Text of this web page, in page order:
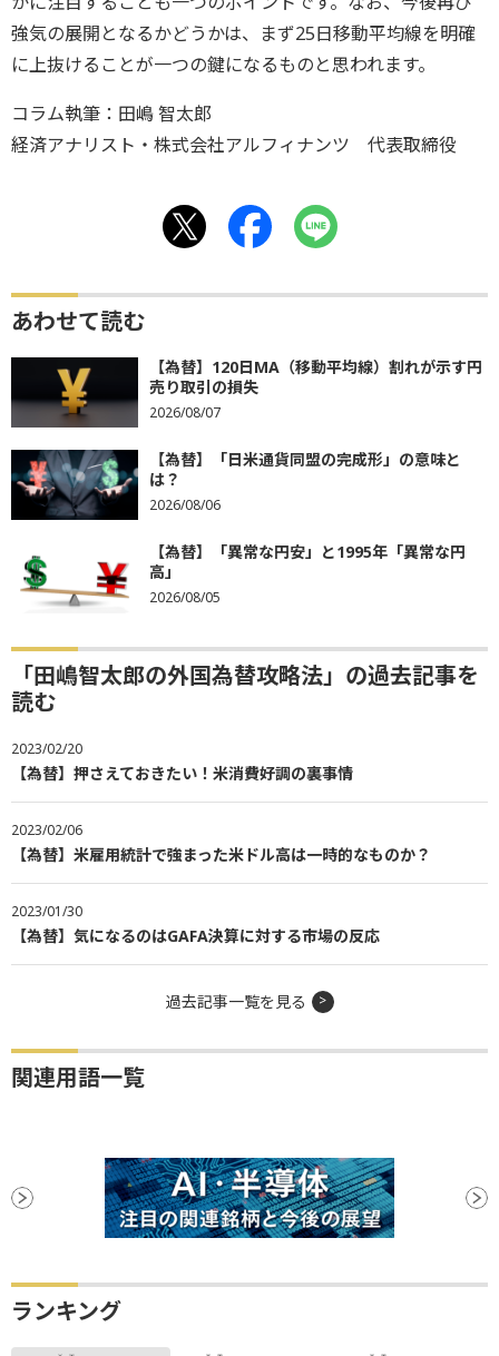
強気の展開となるかどうかは、まず25日移動平均線を明確
に上抜けることが一つの鍵になるものと思われます。
コラム執筆：田嶋 智太郎
経済アナリスト・株式会社アルフィナンツ 代表取締役
あわせて読む
【為替】120日MA（移動平均線）割れが示す円
売り取引の損失
2026/08/07
【為替】「日米通貨同盟の完成形」の意味と
は？
2026/08/06
【為替】「異常な円安」と1995年「異常な円
高」
2026/08/05
「田嶋智太郎の外国為替攻略法」の過去記事を
読む
2023/02/20
【為替】押さえておきたい！米消費好調の裏事情
2023/02/06
【為替】米雇用統計で強まった米ドル高は一時的なものか？
2023/01/30
【為替】気になるのはGAFA決算に対する市場の反応
過去記事一覧を見る
関連用語一覧
ランキング